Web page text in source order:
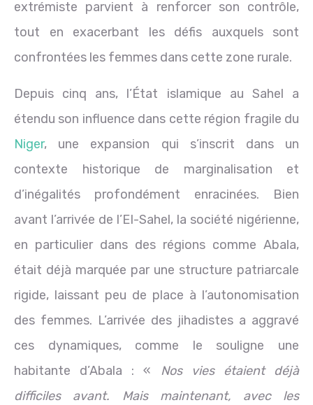
extrémiste parvient à renforcer son contrôle,
tout en exacerbant les défis auxquels sont
confrontées les femmes dans cette zone rurale.
Depuis cinq ans, l’État islamique au Sahel a
étendu son influence dans cette région fragile du
Niger, une expansion qui s’inscrit dans un
contexte historique de marginalisation et
d’inégalités profondément enracinées. Bien
avant l’arrivée de l’EI-Sahel, la société nigérienne,
en particulier dans des régions comme Abala,
était déjà marquée par une structure patriarcale
rigide, laissant peu de place à l’autonomisation
des femmes. L’arrivée des jihadistes a aggravé
ces dynamiques, comme le souligne une
habitante d’Abala : « Nos vies étaient déjà
difficiles avant. Mais maintenant, avec les